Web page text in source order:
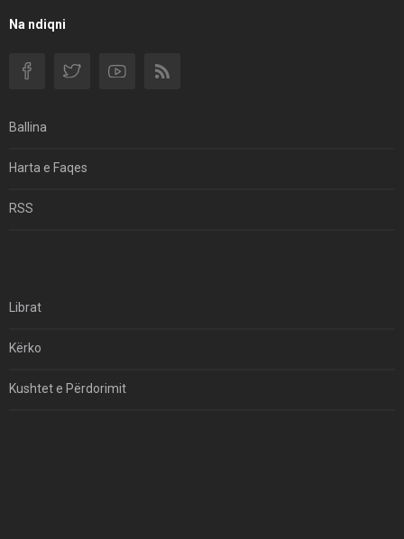
Filmi I Shkurtër Iranian “Pasta Alfredo” Ka Udhëtuar
Na ndiqni
Ballina
Harta e Faqes
RSS
Librat
Kërko
Kushtet e Përdorimit